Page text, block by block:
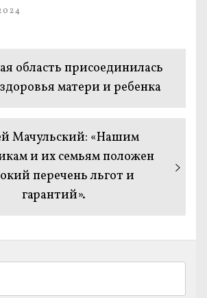
область присоединилась
матери и ребенка
Мачульский: «Нашим
и их семьям положен
перечень льгот и
гарантий».